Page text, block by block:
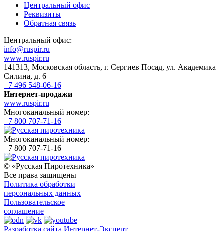
Центральный офис
Реквизиты
Обратная связь
Центральный офис:
info@ruspir.ru
www.ruspir.ru
141313, Московская область, г. Сергиев Посад, ул. Академика
Силина, д. 6
+7 496 548-06-16
Интернет-продажи
www.ruspir.ru
Многоканальный номер:
+7 800 707-71-16
Многоканальный номер:
+7 800 707-71-16
© «Русская Пиротехника»
Все права защищены
Политика обработки
персональных данных
Пользовательское
соглашение
Разработка сайта Интернет-Эксперт